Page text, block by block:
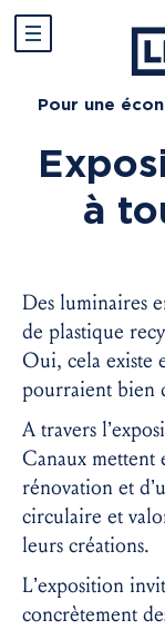
Pour une
à
Des luminaires
de plastique
Oui, cela existe
pourraient bien
A travers
Canaux mettent
rénovation et
circulaire et
leurs créations.
L’exposition
concrètement